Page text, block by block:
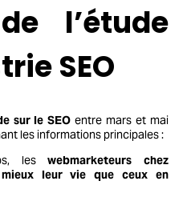
l’étude
SEO
sur le SEO entre mars et mai
les informations principales :
leswebmarketeurs chez
mieux leur vie que ceux en